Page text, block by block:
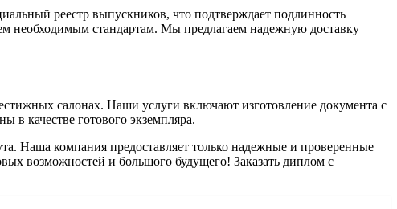
реестр выпускников, что подтверждает подлинность
необходимым стандартам. Мы предлагаем надежную доставку
салонах. Наши услуги включают изготовление документа с
в качестве готового экземпляра.
Наша компания предоставляет только надежные и проверенные
возможностей и большого будущего! Заказать диплом с